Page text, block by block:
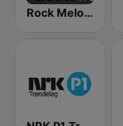
Rock Melodic Radio